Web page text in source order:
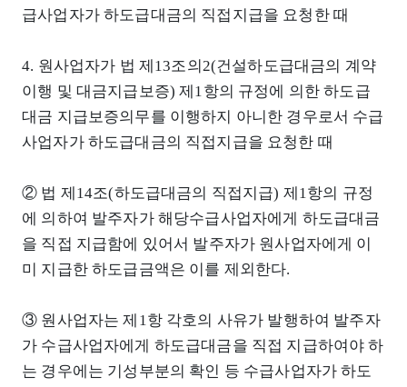
급사업자가 하도급대금의 직접지급을 요청한 때
4. 원사업자가 법 제13조의2(건설하도급대금의 계약
이행 및 대금지급보증) 제1항의 규정에 의한 하도급
대금 지급보증의무를 이행하지 아니한 경우로서 수급
사업자가 하도급대금의 직접지급을 요청한 때
② 법 제14조(하도급대금의 직접지급) 제1항의 규정
에 의하여 발주자가 해당수급사업자에게 하도급대금
을 직접 지급함에 있어서 발주자가 원사업자에게 이
미 지급한 하도급금액은 이를 제외한다.
③ 원사업자는 제1항 각호의 사유가 발행하여 발주자
가 수급사업자에게 하도급대금을 직접 지급하여야 하
는 경우에는 기성부분의 확인 등 수급사업자가 하도